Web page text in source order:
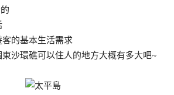
的基本生活需求
沙環礁可以住人的地方大概有多大吧~